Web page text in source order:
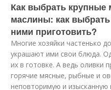
Как выбрать
маслины: как
ними приготовить?
Многие хозяйки частенько
украшают ими свои блюда.
их в готовке. А ведь оливки
горячие мясные, рыбные и
неповторимую и изысканную